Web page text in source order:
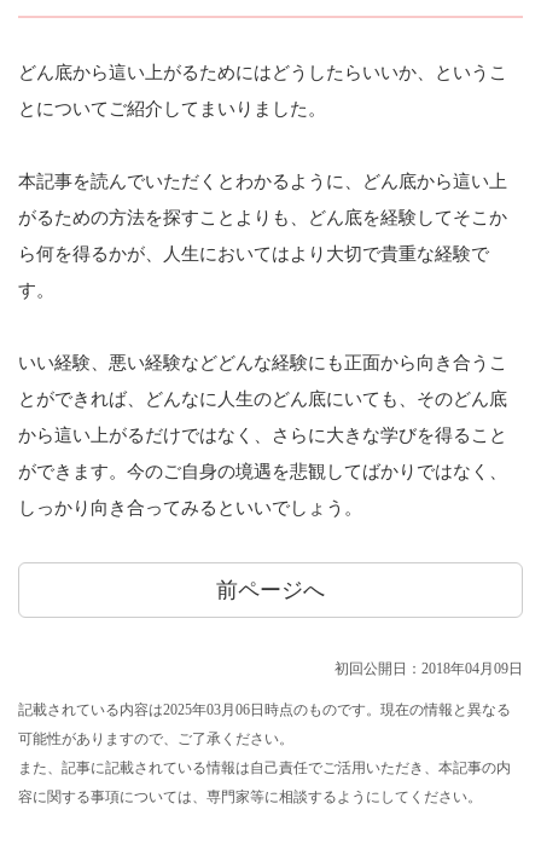
どん底から這い上がるためにはどうしたらいいか、というこ
とについてご紹介してまいりました。
本記事を読んでいただくとわかるように、どん底から這い上
がるための方法を探すことよりも、どん底を経験してそこか
ら何を得るかが、人生においてはより大切で貴重な経験で
す。
いい経験、悪い経験などどんな経験にも正面から向き合うこ
とができれば、どんなに人生のどん底にいても、そのどん底
から這い上がるだけではなく、さらに大きな学びを得ること
ができます。今のご自身の境遇を悲観してばかりではなく、
しっかり向き合ってみるといいでしょう。
前ページへ
初回公開日：2018年04月09日
記載されている内容は2025年03月06日時点のものです。現在の情報と異なる
可能性がありますので、ご了承ください。
また、記事に記載されている情報は自己責任でご活用いただき、本記事の内
容に関する事項については、専門家等に相談するようにしてください。